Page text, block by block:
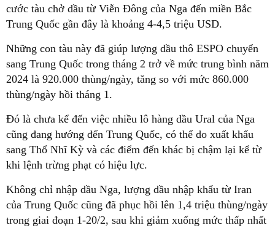
cước tàu chở dầu từ Viễn Đông của Nga đến miền Bắc
Trung Quốc gần đây là khoảng 4-4,5 triệu USD.
Những con tàu này đã giúp lượng dầu thô ESPO chuyển
sang Trung Quốc trong tháng 2 trở về mức trung bình năm
2024 là 920.000 thùng/ngày, tăng so với mức 860.000
thùng/ngày hồi tháng 1.
Đó là chưa kể đến việc nhiều lô hàng dầu Ural của Nga
cũng đang hướng đến Trung Quốc, có thể do xuất khẩu
sang Thổ Nhĩ Kỳ và các điểm đến khác bị chậm lại kể từ
khi lệnh trừng phạt có hiệu lực.
Không chỉ nhập dầu Nga, lượng dầu nhập khẩu từ Iran
của Trung Quốc cũng đã phục hồi lên 1,4 triệu thùng/ngày
trong giai đoạn 1-20/2, sau khi giảm xuống mức thấp nhất